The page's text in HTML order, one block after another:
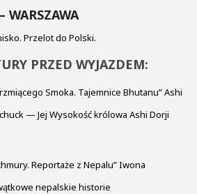
WARSZAWA
Przelot do Polski.
PRZED WYJAZDEM:
Smoka. Tajemnice Bhutanu” Ashi
— Jej Wysokość królowa Ashi Dorji
Reportaże z Nepalu” Iwona
nepalskie historie